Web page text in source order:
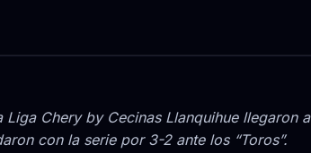
Chery by Cecinas Llanquihue llegaron a
con la serie por 3-2 ante los “Toros”.